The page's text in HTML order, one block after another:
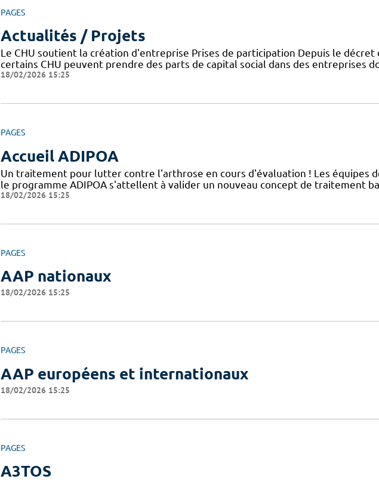
PAGES
Actualités / Projets
Le CHU soutient la création d'entreprise Prises de participation Depuis le décret
certains CHU peuvent prendre des parts de capital social dans des entreprises
18/02/2026 15:25
PAGES
Accueil ADIPOA
Un traitement pour lutter contre l'arthrose en cours d'évaluation ! Les équipes
le programme ADIPOA s'attellent à valider un nouveau concept de traitement
18/02/2026 15:25
PAGES
AAP nationaux
18/02/2026 15:25
PAGES
AAP européens et internationaux
18/02/2026 15:25
PAGES
A3TOS